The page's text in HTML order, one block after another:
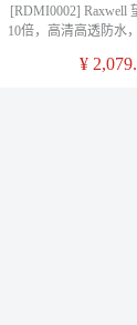
[RDMI0002] Raxwell
10倍，高清高透防水
¥